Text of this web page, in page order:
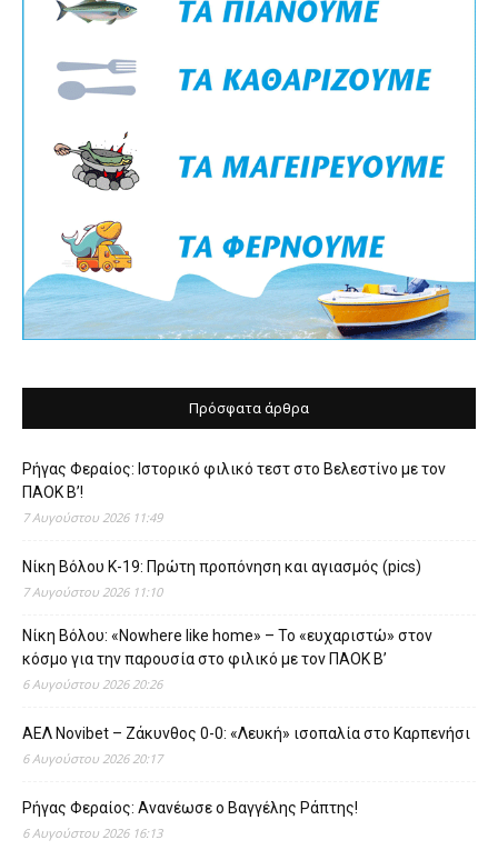
Πρόσφατα άρθρα
Ρήγας Φεραίος: Ιστορικό φιλικό τεστ στο Βελεστίνο με τον
ΠΑΟΚ Β’!
7 Αυγούστου 2026 11:49
Νίκη Βόλου Κ-19: Πρώτη προπόνηση και αγιασμός (pics)
7 Αυγούστου 2026 11:10
Νίκη Βόλου: «Nowhere like home» – Το «ευχαριστώ» στον
κόσμο για την παρουσία στο φιλικό με τον ΠΑΟΚ Β’
6 Αυγούστου 2026 20:26
ΑΕΛ Novibet – Ζάκυνθος 0-0: «Λευκή» ισοπαλία στο Καρπενήσι
6 Αυγούστου 2026 20:17
Ρήγας Φεραίος: Ανανέωσε ο Βαγγέλης Ράπτης!
6 Αυγούστου 2026 16:13